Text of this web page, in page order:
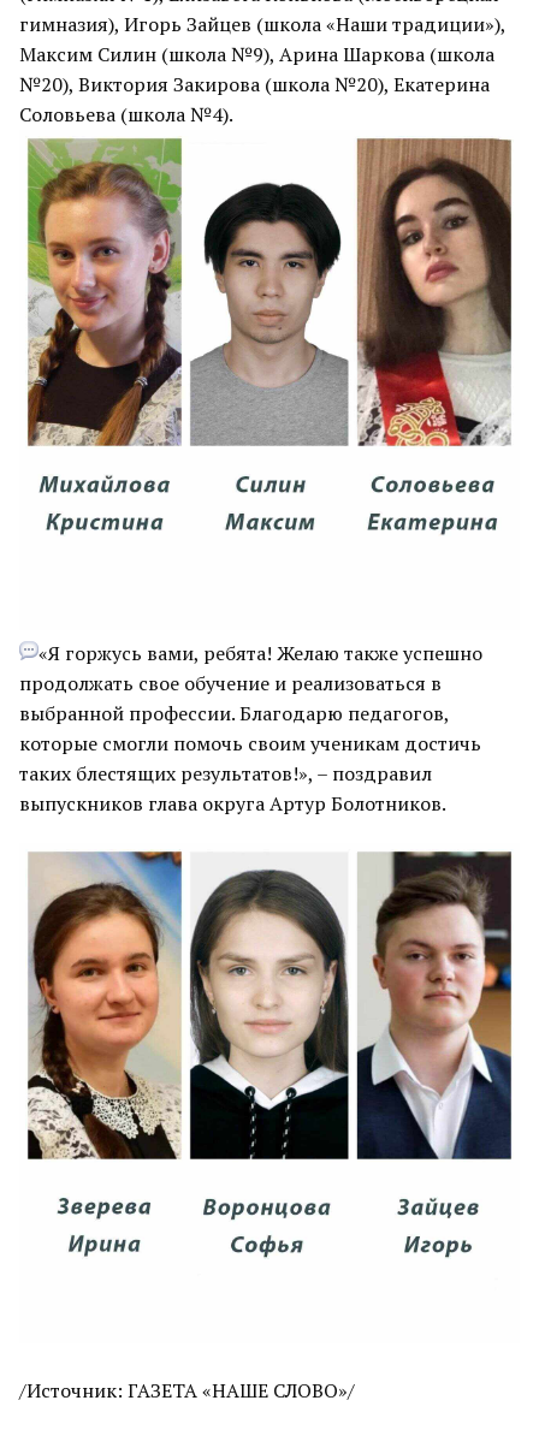
гимназия), Игорь Зайцев (школа «Наши традиции»),
Максим Силин (школа №9), Арина Шаркова (школа
№20), Виктория Закирова (школа №20), Екатерина
Соловьева (школа №4).
«Я горжусь вами, ребята! Желаю также успешно
продолжать свое обучение и реализоваться в
выбранной профессии. Благодарю педагогов,
которые смогли помочь своим ученикам достичь
таких блестящих результатов!», – поздравил
выпускников глава округа Артур Болотников.
/Источник: ГАЗЕТА «НАШЕ СЛОВО»/